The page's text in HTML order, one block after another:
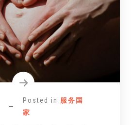
Posted in 服务国
家